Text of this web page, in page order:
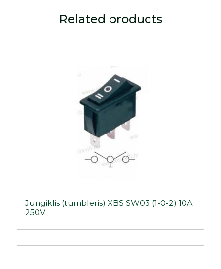
Related products
Jungiklis (tumbleris) XBS SW03 (1-0-2) 10A
250V